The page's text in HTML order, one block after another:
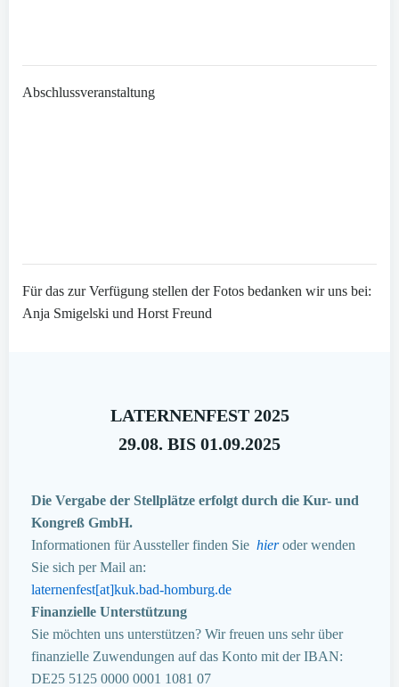
Abschlussveranstaltung
Für das zur Verfügung stellen der Fotos bedanken wir uns bei:
Anja Smigelski und Horst Freund
LATERNENFEST 2025
29.08. BIS 01.09.2025
Die Vergabe der Stellplätze erfolgt durch die Kur- und
Kongreß GmbH.
Informationen für Aussteller finden Sie hieroder wenden
Sie sich per Mail an:
laternenfest[at]kuk.bad-homburg.de
Finanzielle Unterstützung
Sie möchten uns unterstützen? Wir freuen uns sehr über
finanzielle Zuwendungen auf das Konto mit der IBAN:
DE25 5125 0000 0001 1081 07